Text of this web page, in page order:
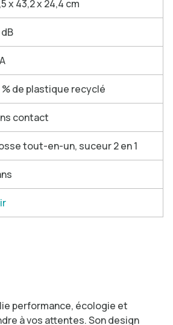
x 43,2 x 24,4 cm
% de plastique recyclé
contact
tout-en-un, suceur 2 en 1
performance, écologie et
à vos attentes. Son design